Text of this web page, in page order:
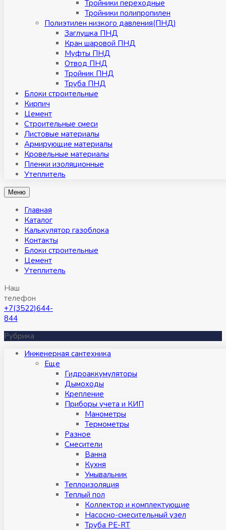
Тройники переходные
Тройники полипропилен
Полиэтилен низкого давления(ПНД)
Заглушка ПНД
Кран шаровой ПНД
Муфты ПНД
Отвод ПНД
Тройник ПНД
Труба ПНД
Блоки строительные
Кирпич
Цемент
Строительные смеси
Листовые материалы
Армирующие материалы
Кровельные материалы
Пленки изоляционные
Утеплитель
Меню
Главная
Каталог
Калькулятор газоблока
Контакты
Блоки строительные
Цемент
Утеплитель
Наш
телефон
+7(3522)644-
844
Рубрика
Инженерная сантехника
Eще
Гидроаккумуляторы
Дымоходы
Крепление
Приборы учета и КИП
Манометры
Термометры
Разное
Смесители
Ванна
Кухня
Умывальник
Теплоизоляция
Теплый пол
Коллектор и комплектующие
Насосно-смесительный узел
Труба PE-RT